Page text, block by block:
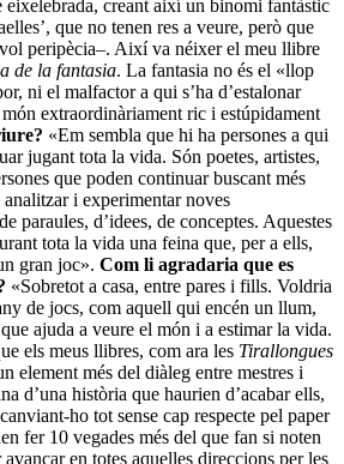
eixelebrada, creant així un binomi fantàstic
que no tenen res a veure, però que
peripècia–. Així va néixer el meu llibre
de la fantasia. La fantasia no és el «llop
ni el malfactor a qui s’ha d’estalonar
extraordinàriament ric i estúpidament
«Em sembla que hi ha persones a qui
jugant tota la vida. Són poetes, artistes,
que poden continuar buscant més
i experimentar noves
paraules, d’idees, de conceptes. Aquestes
tota la vida una feina que, per a ells,
gran joc». Com li agradaria que es
«Sobretot a casa, entre pares i fills. Voldria
de jocs, com aquell qui encén un llum,
ajuda a veure el món i a estimar la vida.
els meus llibres, com ara les Tirallongues
element més del diàleg entre mestres i
d’una història que haurien d’acabar ells,
ho tot sense cap respecte pel paper
fer 10 vegades més del que fan si noten
avançar en totes aquelles direccions per les